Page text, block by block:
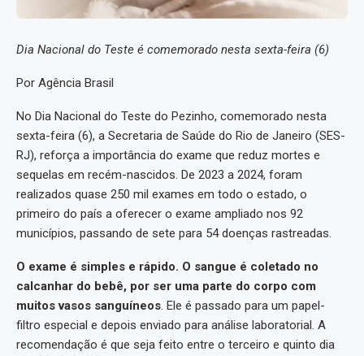
Dia Nacional do Teste é comemorado nesta sexta-feira (6)
Por Agência Brasil
No Dia Nacional do Teste do Pezinho, comemorado nesta
sexta-feira (6), a Secretaria de Saúde do Rio de Janeiro (SES-
RJ), reforça a importância do exame que reduz mortes e
sequelas em recém-nascidos. De 2023 a 2024, foram
realizados quase 250 mil exames em todo o estado, o
primeiro do país a oferecer o exame ampliado nos 92
municípios, passando de sete para 54 doenças rastreadas.
O exame é simples e rápido. O sangue é coletado no
calcanhar do bebê, por ser uma parte do corpo com
muitos vasos sanguíneos. Ele é passado para um papel-
filtro especial e depois enviado para análise laboratorial. A
recomendação é que seja feito entre o terceiro e quinto dia